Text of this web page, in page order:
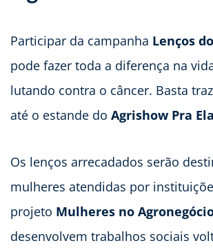
Participar da campanha Lenços
pode fazer toda a diferença na
lutando contra o câncer. Basta
até o estande do Agrishow Pra
Os lenços arrecadados serão
mulheres atendidas por
projeto Mulheres no
desenvolvem trabalhos sociais